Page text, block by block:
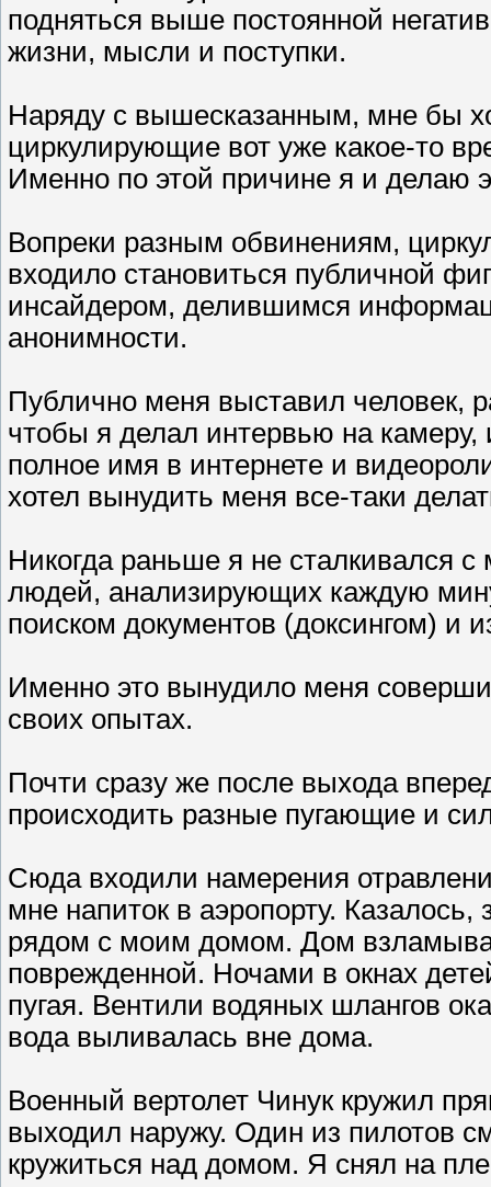
подняться выше постоянной
жизни, мысли и поступки.
Наряду с вышесказанным, мне бы
циркулирующие вот уже какое-то
Именно по этой причине я и делаю
Вопреки разным обвинениям,
входило становиться публичной
инсайдером, делившимся
анонимности.
Публично меня выставил человек,
чтобы я делал интервью на камеру,
полное имя в интернете и
хотел вынудить меня все-таки
Никогда раньше я не сталкивался
людей, анализирующих каждую
поиском документов (доксингом) и
Именно это вынудило меня
своих опытах.
Почти сразу же после выхода
происходить разные пугающие и
Сюда входили намерения
мне напиток в аэропорту.
рядом с моим домом. Дом
поврежденной. Ночами в окнах
пугая. Вентили водяных шлангов
вода выливалась вне дома.
Военный вертолет Чинук кружил
выходил наружу. Один из пилотов
кружиться над домом. Я снял на